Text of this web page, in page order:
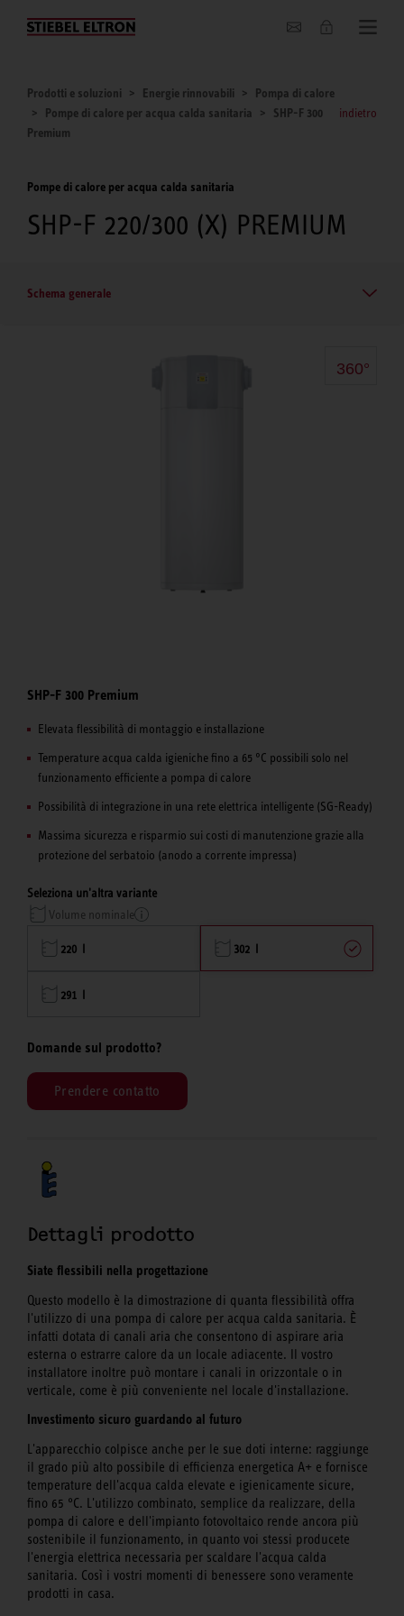
Chi siamo
Prodotti e soluzioni Energie rinnovabili
Pompa di calore
Pompe di calore per acqua calda sanitaria
SHP-F 300
Premium
indietro
Pompe di calore per acqua calda sanitaria
SHP-F 220/300 (X) PREMIUM
Schema generale
360°
SHP-F 300 Premium
Elevata flessibilità di montaggio e installazione
Temperature acqua calda igieniche fino a 65 °C possibili solo nel
funzionamento efficiente a pompa di calore
Possibilità di integrazione in una rete elettrica intelligente (SG-Ready)
Massima sicurezza e risparmio sui costi di manutenzione grazie alla
protezione del serbatoio (anodo a corrente impressa)
Seleziona un'altra variante
Volume nominale
220 l 302 l
291 l
Domande sul prodotto?
Prendere contatto
Dettagli prodotto
Siate flessibili nella progettazione
Questo modello è la dimostrazione di quanta flessibilità offra
l'utilizzo di una pompa di calore per acqua calda sanitaria. È
infatti dotata di canali aria che consentono di aspirare aria
esterna o estrarre calore da un locale adiacente. Il vostro
installatore inoltre può montare i canali in orizzontale o in
verticale, come è più conveniente nel locale d'installazione.
Investimento sicuro guardando al futuro
L'apparecchio colpisce anche per le sue doti interne: raggiunge
il grado più alto possibile di efficienza energetica A+ e fornisce
temperature dell'acqua calda elevate e igienicamente sicure,
fino 65 °C. L'utilizzo combinato, semplice da realizzare, della
pompa di calore e dell'impianto fotovoltaico rende ancora più
sostenibile il funzionamento, in quanto voi stessi producete
l'energia elettrica necessaria per scaldare l'acqua calda
sanitaria. Così i vostri momenti di benessere sono veramente
prodotti in casa.